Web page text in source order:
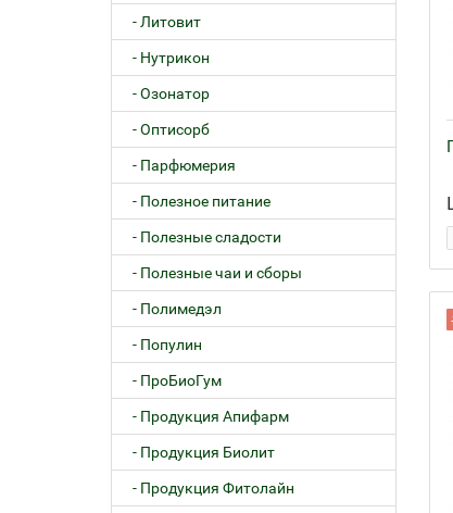
- Литовит
- Нутрикон
- Озонатор
- Оптисорб
- Парфюмерия
- Полезное питание
- Полезные сладости
- Полезные чаи и сборы
- Полимедэл
- Популин
- ПроБиоГум
- Продукция Апифарм
- Продукция Биолит
- Продукция Фитолайн